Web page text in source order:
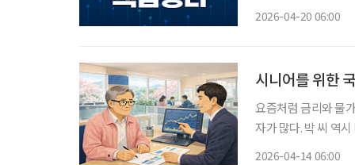
2026-04-20 06:00
시니어를 위한
요즘처럼 금리와 물
자가 많다. 박 씨 역
2026-04-14 06:00